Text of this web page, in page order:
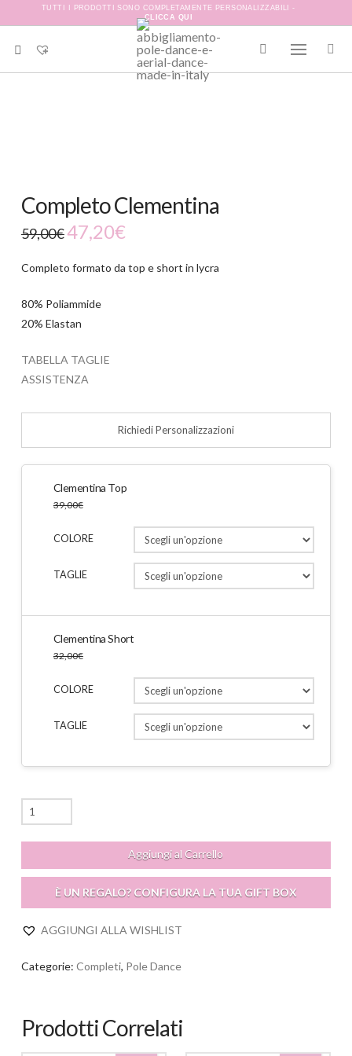
TUTTI I PRODOTTI SONO COMPLETAMENTE PERSONALIZZABILI -
CLICCA QUI
-20%
Completo Clementina
59,00€ Il
prezzo
59,00€.
47,20€Il
prezzo
47,20€.
Completo formato da top e short in lycra
80% Poliammide
20% Elastan
TABELLA TAGLIE
ASSISTENZA
Richiedi Personalizzazioni
Clementina Top
39,00€
COLORE
TAGLIE
Clementina Short
32,00€
COLORE
TAGLIE
Completo
Clementina
Aggiungi al Carrello
È UN REGALO? CONFIGURA LA TUA GIFT BOX
AGGIUNGI ALLA WISHLIST
Categorie: Completi, Pole Dance
Prodotti Correlati